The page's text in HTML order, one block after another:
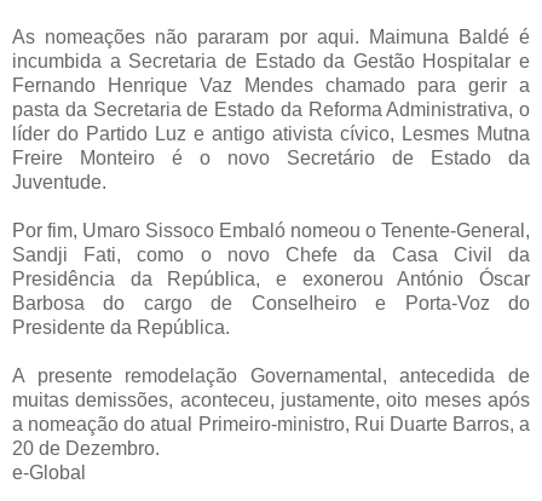
As nomeações não pararam por aqui. Maimuna Baldé é
incumbida a Secretaria de Estado da Gestão Hospitalar e
Fernando Henrique Vaz Mendes chamado para gerir a
pasta da Secretaria de Estado da Reforma Administrativa, o
líder do Partido Luz e antigo ativista cívico, Lesmes Mutna
Freire Monteiro é o novo Secretário de Estado da
Juventude.
Por fim, Umaro Sissoco Embaló nomeou o Tenente-General,
Sandji Fati, como o novo Chefe da Casa Civil da
Presidência da República, e exonerou António Óscar
Barbosa do cargo de ConseIheiro e Porta-Voz do
Presidente da República.
A presente remodelação Governamental, antecedida de
muitas demissões, aconteceu, justamente, oito meses após
a nomeação do atual Primeiro-ministro, Rui Duarte Barros, a
20 de Dezembro.
e-Global